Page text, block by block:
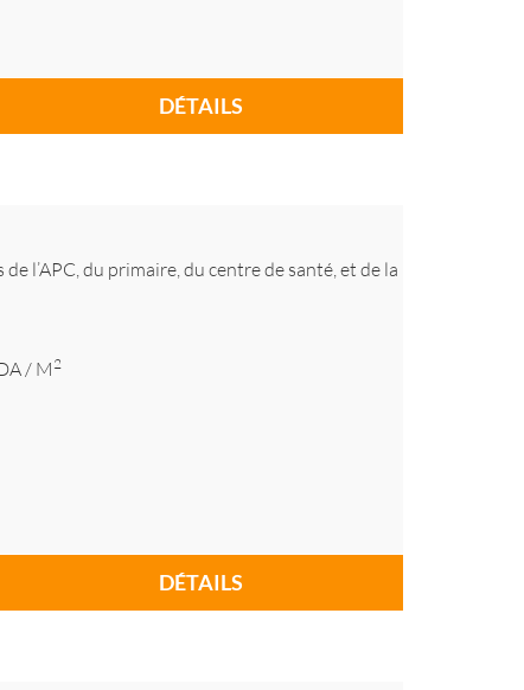
DÉTAILS
l’APC, du primaire, du centre de santé, et de la
/ M 2
DÉTAILS